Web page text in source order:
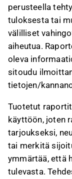
perusteella
tuloksesta tai
välilliset
aiheutua.
oleva
sitoudu
tietojen/
Tuotetut
käyttöön, joten
tarjoukseksi,
tai merkitä
ymmärtää, että
tulevasta.